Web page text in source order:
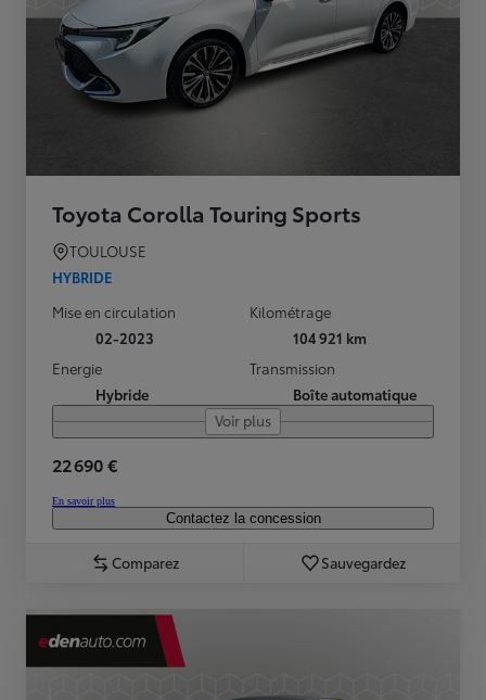
Toyota Corolla Touring Sports
TOULOUSE
HYBRIDE
Mise en circulation
02-2023
Kilométrage
104 921 km
Energie
Hybride
Transmission
Boîte automatique
Voir plus
22 690 €
En savoir plus
Contactez la concession
Comparez Sauvegardez